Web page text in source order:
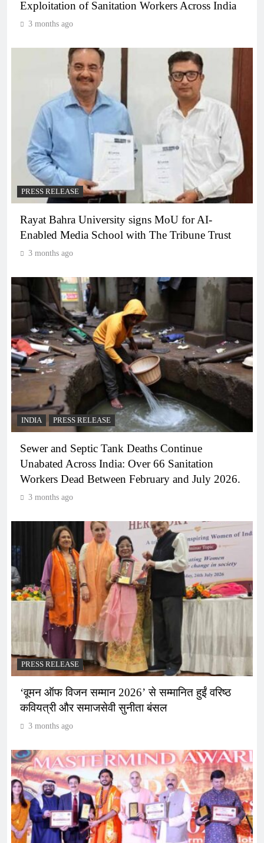
Exploitation of Sanitation Workers Across India
3 months ago
PRESS RELEASE
Rayat Bahra University signs MoU for AI-
Enabled Media School with The Tribune Trust
3 months ago
INDIA PRESS RELEASE
Sewer and Septic Tank Deaths Continue
Unabated Across India: Over 66 Sanitation
Workers Dead Between February and July 2026.
3 months ago
PRESS RELEASE
‘वूमन ऑफ विजन सम्मान 2026’ से सम्मानित हुईं वरिष्ठ
कवियत्री और समाजसेवी सुनीता बंसल
3 months ago